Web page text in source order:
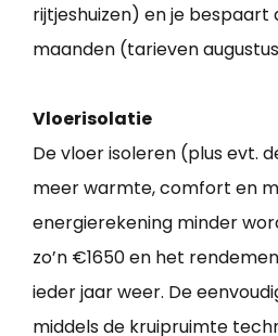
rijtjeshuizen) en je bespaart
maanden (tarieven
Vloerisolatie
De vloer isoleren (plus evt.
meer warmte, comfort en
energierekening minder
zo’n €1650 en het
ieder jaar weer. De
middels de kruipruimte